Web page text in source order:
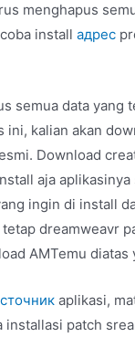
menghapus
installадрес
semua data yang
kalian akan
Download
aja
ingin di install
dreamweavr
AMTemu diatas
aplikasi,
patch